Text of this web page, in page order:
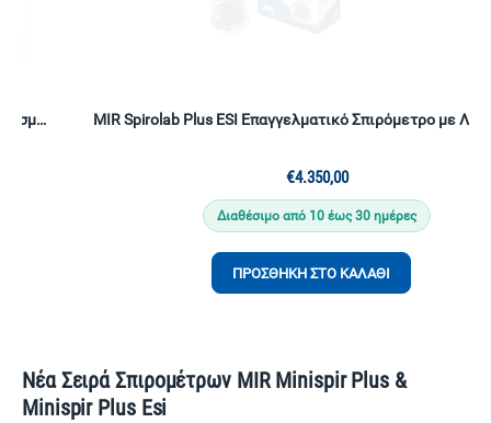
MIR Spirolab Plus ESI Επαγγελματικό Σπιρόμετρο με Λογισμικό MIR Spiro Platinum | Δείκτης Βαρύτητας Εμφυσήματος | Τουρμπίνα Πολλαπλών Χρήσεων
Διαθέσιμο από 10 έως 30 ημέρες
ΠΡΟΣΘΉΚΗ ΣΤΟ ΚΑΛΆΘΙ
Νέα Σειρά Σπιρομέτρων MIR Minispir Plus &
Minispir Plus Esi